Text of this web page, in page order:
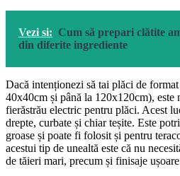
Vezi si: Cum să prepari clătite
din diferite ingrediente
Dacă intenționezi să tai plăci de
40x40cm și până la 120x120cm), este
fierăstrău electric pentru plăci. Acest
drepte, curbate și chiar teșite. Este
groase și poate fi folosit și pentru
acestui tip de unealtă este că nu
de tăieri mari, precum și finisaje